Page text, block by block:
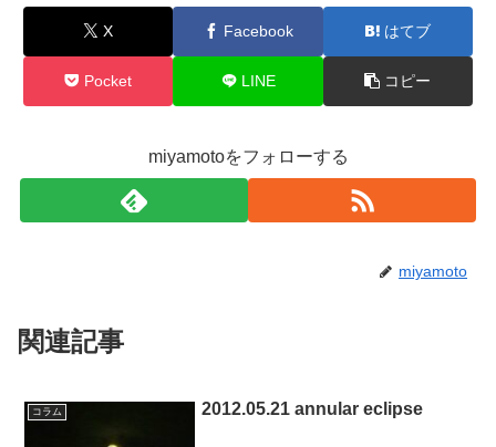
X Facebook はてブ
Pocket LINE コピー
miyamotoをフォローする
miyamoto
関連記事
コラム 2012.05.21 annular eclipse